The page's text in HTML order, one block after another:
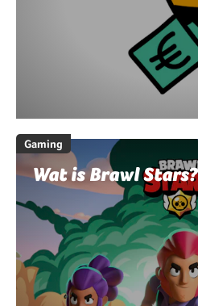
Gaming
Wat is Brawl Stars?